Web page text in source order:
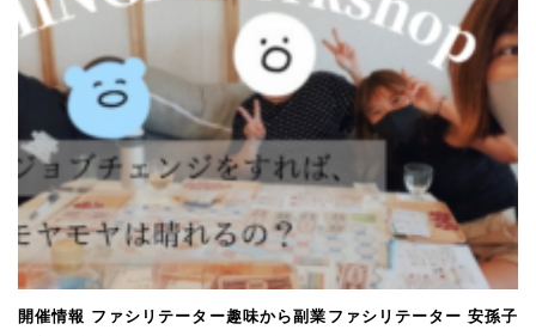
開催情報 ファシリテーター趣味から副業ファシリテーター 安孫子